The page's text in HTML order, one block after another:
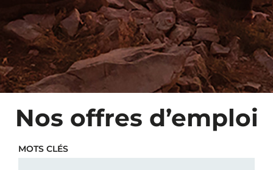
Nos offres d’emploi
MOTS CLÉS